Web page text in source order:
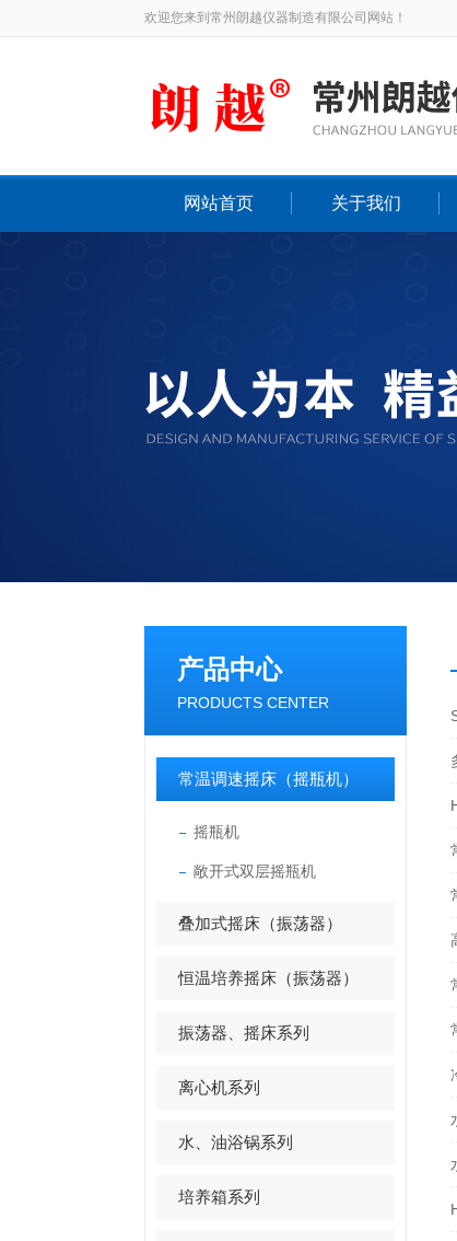
欢迎您来到常州朗越仪器制造有限公司网站！
网站首页 关于我们
产品中心
PRODUCTS CENTER
常温调速摇床（摇瓶机）
摇瓶机
敞开式双层摇瓶机
叠加式摇床（振荡器）
恒温培养摇床（振荡器）
振荡器、摇床系列
离心机系列
水、油浴锅系列
培养箱系列